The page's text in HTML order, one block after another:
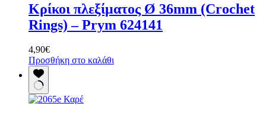
Κρίκοι πλεξίματος Ø 36mm (Crochet
Rings) – Prym 624141
4,90€
Προσθήκη στο καλάθι